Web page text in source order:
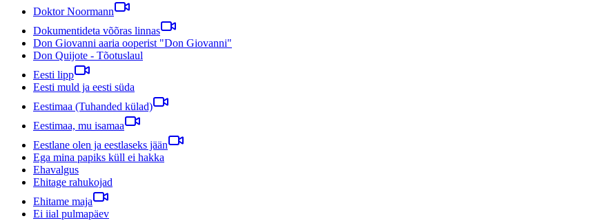
Doktor Noormann
Dokumentideta võõras linnas
Don Giovanni aaria ooperist "Don Giovanni"
Don Quijote - Tõotuslaul
Eesti lipp
Eesti muld ja eesti süda
Eestimaa (Tuhanded külad)
Eestimaa, mu isamaa
Eestlane olen ja eestlaseks jään
Ega mina papiks küll ei hakka
Ehavalgus
Ehitage rahukojad
Ehitame maja
Ei iial pulmapäev